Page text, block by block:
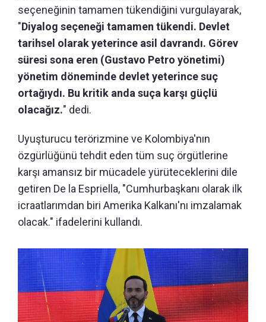
seçeneğinin tamamen tükendiğini vurgulayarak,
"Diyalog seçeneği tamamen tükendi. Devlet
tarihsel olarak yeterince asil davrandı. Görev
süresi sona eren (Gustavo Petro yönetimi)
yönetim döneminde devlet yeterince suç
ortağıydı. Bu kritik anda suça karşı güçlü
olacağız." dedi.
Uyuşturucu terörizmine ve Kolombiya'nın
özgürlüğünü tehdit eden tüm suç örgütlerine
karşı amansız bir mücadele yürüteceklerini dile
getiren De la Espriella, "Cumhurbaşkanı olarak ilk
icraatlarımdan biri Amerika Kalkanı'nı imzalamak
olacak." ifadelerini kullandı.